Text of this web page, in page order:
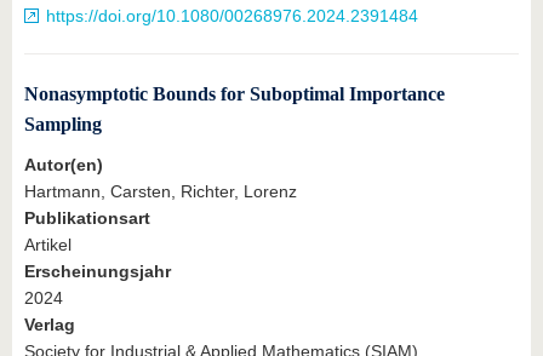
https://doi.org/10.1080/00268976.2024.2391484
Nonasymptotic Bounds for Suboptimal Importance
Sampling
Autor(en)
Hartmann, Carsten, Richter, Lorenz
Publikationsart
Artikel
Erscheinungsjahr
2024
Verlag
Society for Industrial & Applied Mathematics (SIAM)